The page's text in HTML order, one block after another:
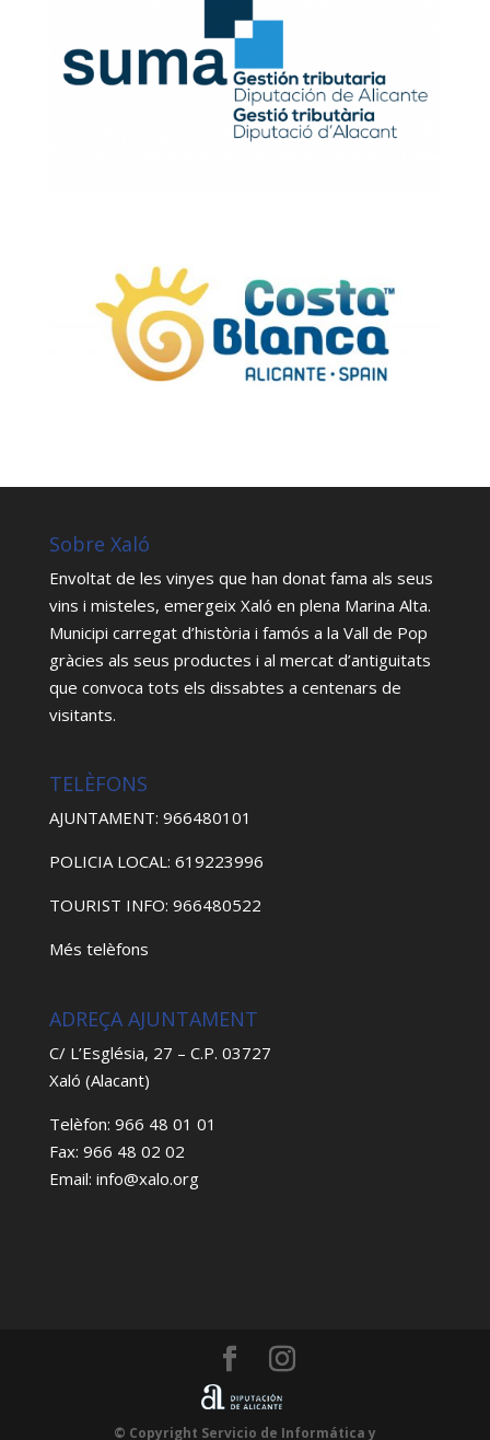
Sobre Xaló
Envoltat de les vinyes que han donat fama als seus
vins i misteles, emergeix Xaló en plena Marina Alta.
Municipi carregat d’història i famós a la Vall de Pop
gràcies als seus productes i al mercat d’antiguitats
que convoca tots els dissabtes a centenars de
visitants.
TELÈFONS
AJUNTAMENT: 966480101
POLICIA LOCAL: 619223996
TOURIST INFO: 966480522
Més telèfons
ADREÇA AJUNTAMENT
C/ L’Església, 27 – C.P. 03727
Xaló (Alacant)
Telèfon: 966 48 01 01
Fax: 966 48 02 02
Email: info@xalo.org
© Copyright Servicio de Informática y